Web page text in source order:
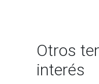
Otros
interés